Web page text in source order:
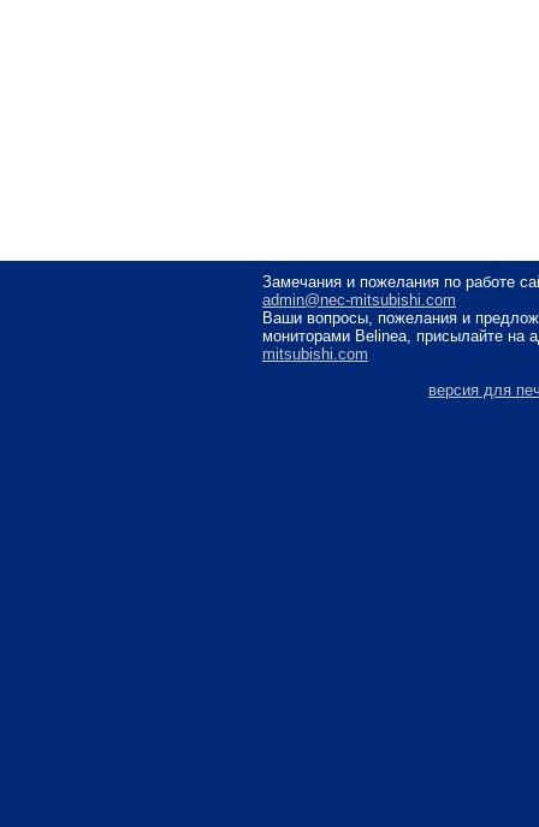
Замечания и пожелания по работе
admin@nec-mitsubishi.com
Ваши вопросы, пожелания и
мониторами Belinea, присылайте на
mitsubishi.com
версия для